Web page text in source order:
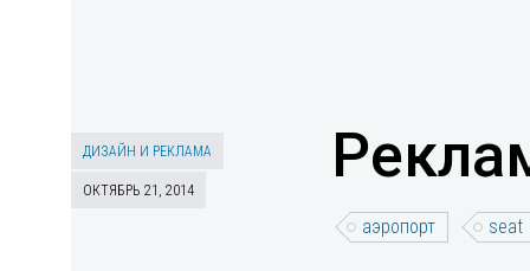
ДИЗАЙН И РЕКЛАМА
ОКТЯБРЬ 21, 2014
аэропорт seat